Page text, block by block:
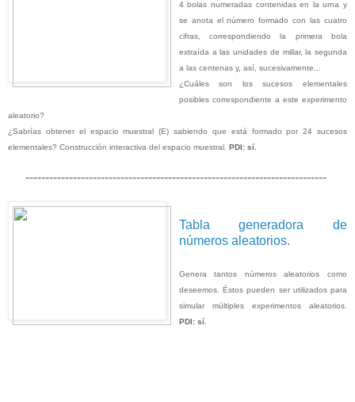
4 bolas numeradas contenidas en la urna y
se anota el número formado con las cuatro
cifras, correspondiendo la primera bola
extraída a las unidades de millar, la segunda
a las centenas y, así, sucesivamente...
¿Cuáles son los sucesos elementales
posibles correspondiente a este experimento
aleatorio?
¿Sabrías obtener el espacio muestral (E) sabiendo que está formado por 24 sucesos
elementales? Construcción interactiva del espacio muestral. PDI: sí.
----------------------------------------------------------------------------
Tabla generadora de
números aleatorios.
Genera tantos números aleatorios como
deseemos. Éstos pueden ser utilizados para
simular múltiples experimentos aleatorios.
PDI: sí.